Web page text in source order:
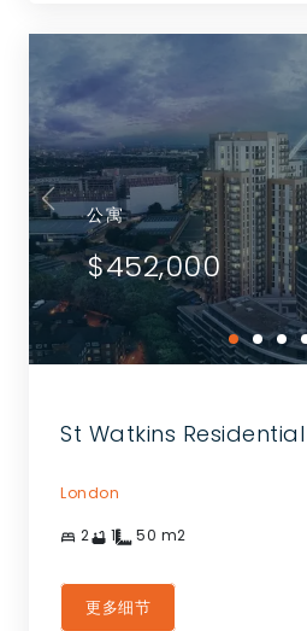
公寓
$452,000
St Watkins Residential
London
2 1 50 m2
更多细节